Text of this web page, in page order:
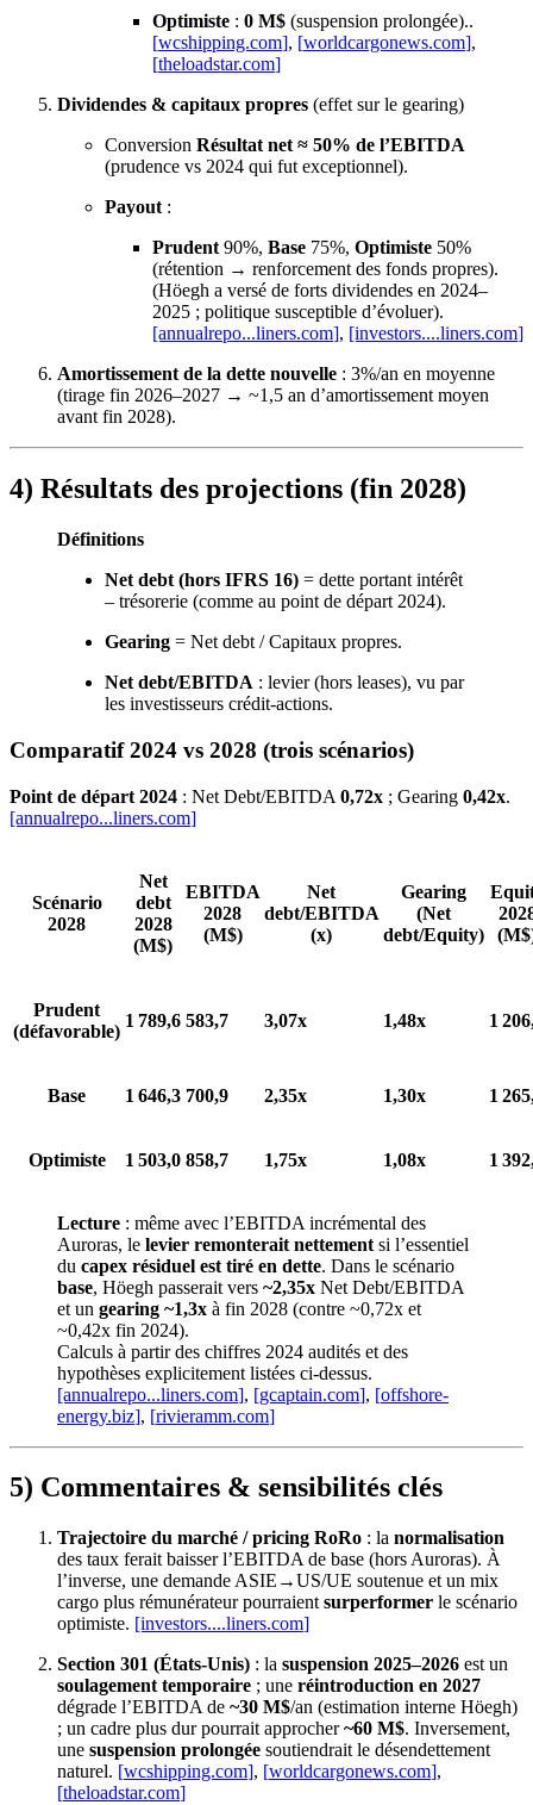
Optimiste : 0 M$ (suspension prolongée)..
[wcshipping.com], [worldcargonews.com],
[theloadstar.com]
Dividendes & capitaux propres (effet sur le gearing)
Conversion Résultat net ≈ 50% de l’EBITDA
(prudence vs 2024 qui fut exceptionnel).
Payout :
Prudent 90%, Base 75%, Optimiste 50%
(rétention → renforcement des fonds propres).
(Höegh a versé de forts dividendes en 2024–
2025 ; politique susceptible d’évoluer).
[annualrepo...liners.com], [investors....liners.com]
Amortissement de la dette nouvelle : 3%/an en moyenne
(tirage fin 2026–2027 → ~1,5 an d’amortissement moyen
avant fin 2028).
4) Résultats des projections (fin 2028)
Définitions
Net debt (hors IFRS 16) = dette portant intérêt
– trésorerie (comme au point de départ 2024).
Gearing = Net debt / Capitaux propres.
Net debt/EBITDA : levier (hors leases), vu par
les investisseurs crédit-actions.
Comparatif 2024 vs 2028 (trois scénarios)
Point de départ 2024 : Net Debt/EBITDA 0,72x ; Gearing 0,42x.
[annualrepo...liners.com]
Scénario
2028
Net
debt
2028
(M$)
EBITDA
2028
(M$)
Net
debt/EBITDA
(x)
Gearing
(Net
debt/Equity)
Prudent
(défavorable)
1 789,6 583,7 3,07x 1,48x 1
Base 1 646,3 700,9 2,35x 1,30x 1
Optimiste 1 503,0 858,7 1,75x 1,08x 1
Lecture : même avec l’EBITDA incrémental des
Auroras, le levier remonterait nettement si l’essentiel
du capex résiduel est tiré en dette. Dans le scénario
base, Höegh passerait vers ~2,35x Net Debt/EBITDA
et un gearing ~1,3x à fin 2028 (contre ~0,72x et
~0,42x fin 2024).
Calculs à partir des chiffres 2024 audités et des
hypothèses explicitement listées ci‑dessus.
[annualrepo...liners.com], [gcaptain.com], [offshore-
energy.biz], [rivieramm.com]
5) Commentaires & sensibilités clés
Trajectoire du marché / pricing RoRo : la normalisation
des taux ferait baisser l’EBITDA de base (hors Auroras). À
l’inverse, une demande ASIE→US/UE soutenue et un mix
cargo plus rémunérateur pourraient surperformer le scénario
optimiste. [investors....liners.com]
Section 301 (États‑Unis) : la suspension 2025–2026 est un
soulagement temporaire ; une réintroduction en 2027
dégrade l’EBITDA de ~30 M$/an (estimation interne Höegh)
; un cadre plus dur pourrait approcher~60 M$. Inversement,
une suspension prolongée soutiendrait le désendettement
naturel. [wcshipping.com], [worldcargonews.com],
[theloadstar.com]